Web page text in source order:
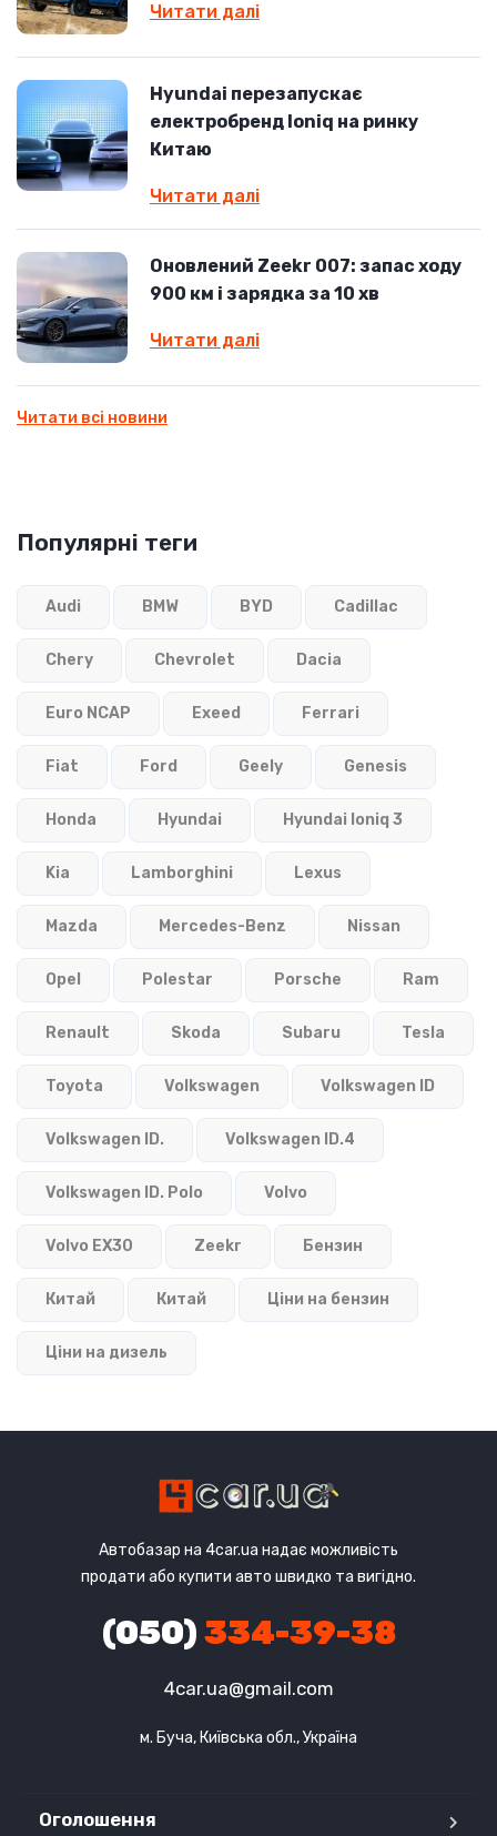
Читати далі
Hyundai перезапускає
електробренд Ioniq на ринку
Китаю
Читати далі
Оновлений Zeekr 007: запас ходу
900 км і зарядка за 10 хв
Читати далі
Читати всі новини
Популярні теги
Audi BMW BYD Cadillac
Chery Chevrolet Dacia
Euro NCAP Exeed Ferrari
Fiat Ford Geely Genesis
Honda Hyundai Hyundai Ioniq 3
Kia Lamborghini Lexus
Mazda Mercedes-Benz Nissan
Opel Polestar Porsche Ram
Renault Skoda Subaru Tesla
Toyota Volkswagen Volkswagen ID
Volkswagen ID. Volkswagen ID.4
Volkswagen ID. Polo Volvo
Volvo EX30 Zeekr Бензин
Китай Китай Ціни на бензин
Ціни на дизель
Автобазар на 4car.ua надає можливість
продати або купити авто швидко та вигідно.
(050)334-39-38
4car.ua@gmail.com
м. Буча, Київська обл., Україна
Оголошення